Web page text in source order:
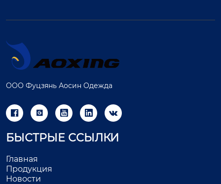
ООО Фуцзянь Аосин Одежда
    
БЫСТРЫЕ ССЫЛКИ
Главная
Продукция
Новости